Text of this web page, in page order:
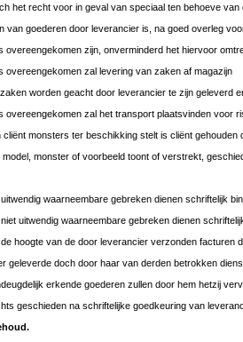
het recht voor in geval van speciaal ten behoeve
van goederen door leverancier is, na goed overleg
overeengekomen zijn, onverminderd het hiervoor
overeengekomen zal levering van zaken af magazijn
worden geacht door leverancier te zijn geleverd
overeengekomen zal het transport plaatsvinden
cliënt monsters ter beschikking stelt is cliënt
monster of voorbeeld toont of verstrekt,
waarneembare gebreken dienen schriftelijk
uitwendig waarneembare gebreken dienen
hoogte van de door leverancier verzonden facturen
geleverde doch door haar van derden betrokken
erkende goederen zullen door hem hetzij
geschieden na schriftelijke goedkeuring van